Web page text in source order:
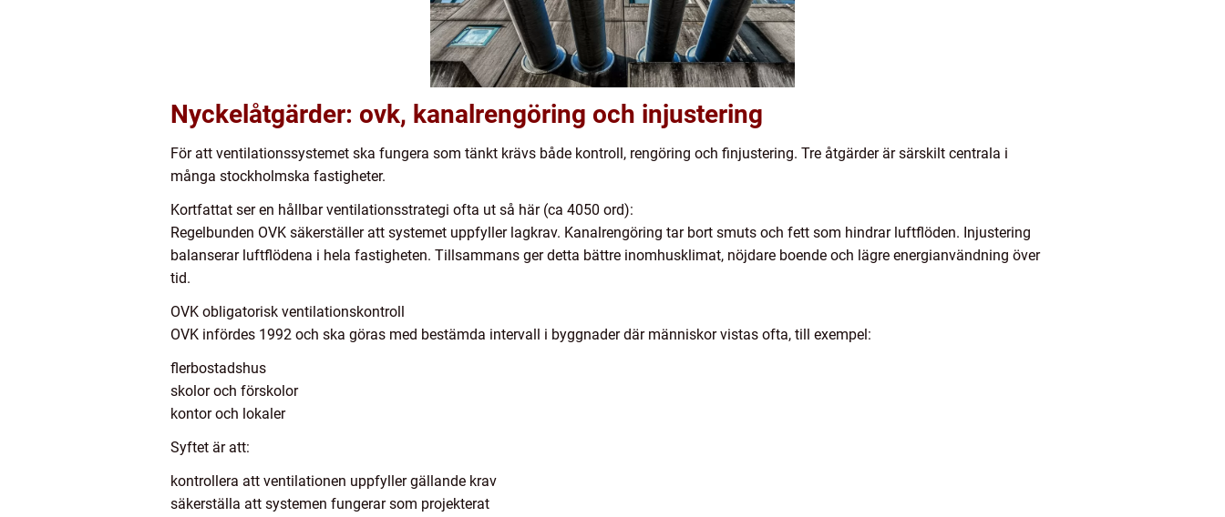
Nyckelåtgärder: ovk, kanalrengöring och injustering
För att ventilationssystemet ska fungera som tänkt krävs både kontroll, rengöring och finjustering. Tre åtgärder är särskilt centrala i
många stockholmska fastigheter.
Kortfattat ser en hållbar ventilationsstrategi ofta ut så här (ca 4050 ord):
Regelbunden OVK säkerställer att systemet uppfyller lagkrav. Kanalrengöring tar bort smuts och fett som hindrar luftflöden. Injustering
balanserar luftflödena i hela fastigheten. Tillsammans ger detta bättre inomhusklimat, nöjdare boende och lägre energianvändning över
tid.
OVK obligatorisk ventilationskontroll
OVK infördes 1992 och ska göras med bestämda intervall i byggnader där människor vistas ofta, till exempel:
flerbostadshus
skolor och förskolor
kontor och lokaler
Syftet är att:
kontrollera att ventilationen uppfyller gällande krav
säkerställa att systemen fungerar som projekterat